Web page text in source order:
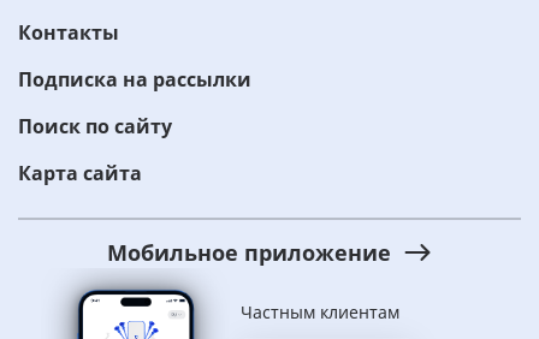
Контакты
Подписка на рассылки
Поиск по сайту
Карта сайта
Мобильное приложение
Частным клиентам